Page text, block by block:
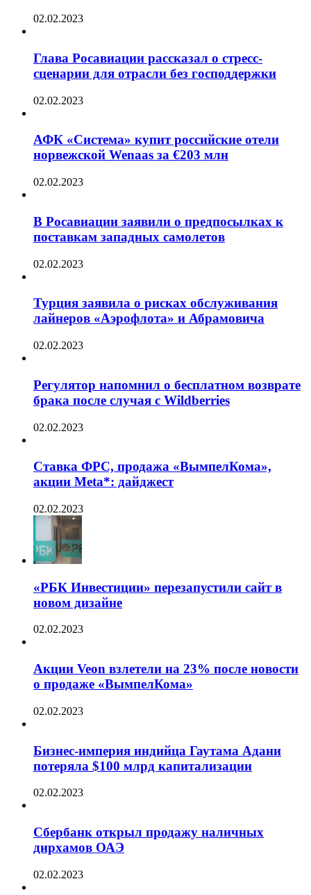
02.02.2023
Глава Росавиации рассказал о стресс-
сценарии для отрасли без господдержки
02.02.2023
АФК «Система» купит российские отели
норвежской Wenaas за €203 млн
02.02.2023
В Росавиации заявили о предпосылках к
поставкам западных самолетов
02.02.2023
Турция заявила о рисках обслуживания
лайнеров «Аэрофлота» и Абрамовича
02.02.2023
Регулятор напомнил о бесплатном возврате
брака после случая с Wildberries
02.02.2023
Ставка ФРС, продажа «ВымпелКома»,
акции Meta*: дайджест
02.02.2023
«РБК Инвестиции» перезапустили сайт в
новом дизайне
02.02.2023
Акции Veon взлетели на 23% после новости
о продаже «ВымпелКома»
02.02.2023
Бизнес-империя индийца Гаутама Адани
потеряла $100 млрд капитализации
02.02.2023
Сбербанк открыл продажу наличных
дирхамов ОАЭ
02.02.2023